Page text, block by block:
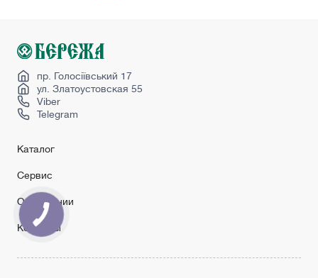
пр. Голосіївський 17
ул. Златоустовская 55
Viber
Telegram
Каталог
Сервис
О компании
Контакты